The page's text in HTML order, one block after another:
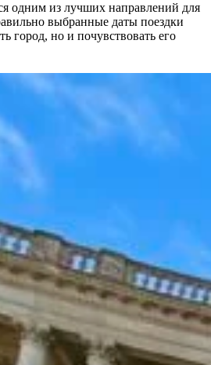
одним из лучших направлений для
выбранные даты поездки
город, но и почувствовать его